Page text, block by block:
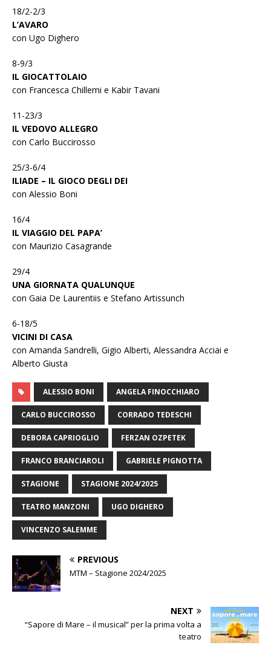
18/2-2/3
L’AVARO
con Ugo Dighero
8-9/3
IL GIOCATTOLAIO
con Francesca Chillemi e Kabir Tavani
11-23/3
IL VEDOVO ALLEGRO
con Carlo Buccirosso
25/3-6/4
ILIADE – IL GIOCO DEGLI DEI
con Alessio Boni
16/4
IL VIAGGIO DEL PAPA’
con Maurizio Casagrande
29/4
UNA GIORNATA QUALUNQUE
con Gaia De Laurentiis e Stefano Artissunch
6-18/5
VICINI DI CASA
con Amanda Sandrelli, Gigio Alberti, Alessandra Acciai e
Alberto Giusta
ALESSIO BONI ANGELA FINOCCHIARO
CARLO BUCCIROSSO CORRADO TEDESCHI
DEBORA CAPRIOGLIO FERZAN OZPETEK
FRANCO BRANCIAROLI GABRIELE PIGNOTTA
STAGIONE STAGIONE 2024/2025
TEATRO MANZONI UGO DIGHERO
VINCENZO SALEMME
PREVIOUS
MTM – Stagione 2024/2025
NEXT
“Sapore di Mare – il musical” per la prima volta a
teatro